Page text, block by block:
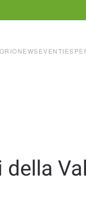
NEWSEVENTI